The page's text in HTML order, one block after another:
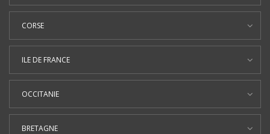
CORSE
ILE DE FRANCE
OCCITANIE
BRETAGNE